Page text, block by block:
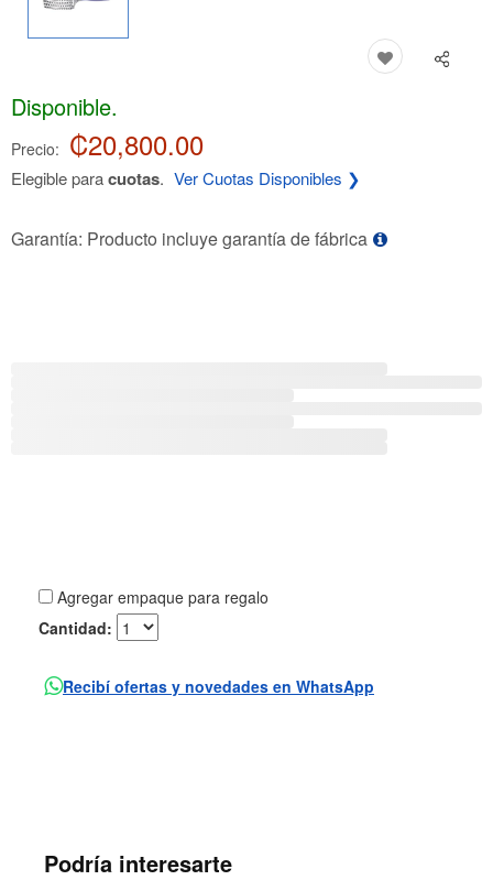
Disponible.
Precio: ₡20,800.00
Elegible paracuotas. Ver Cuotas Disponibles ❯
Garantía: Producto incluye garantía de fábrica
Agregar empaque para regalo
Cantidad:
Recibí ofertas y novedades en WhatsApp
Podría interesarte